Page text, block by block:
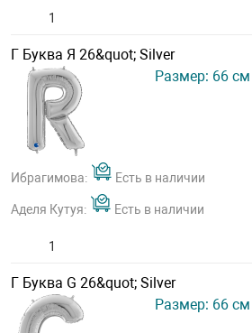
Г Буква Я 26&quot; Silver
Размер: 66 см
Ибрагимова: Есть в наличии
Аделя Кутуя: Есть в наличии
Г Буква G 26&quot; Silver
Размер: 66 см